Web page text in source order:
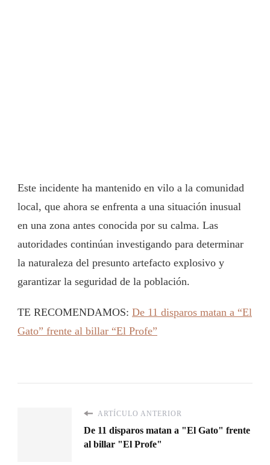
Este incidente ha mantenido en vilo a la comunidad
local, que ahora se enfrenta a una situación inusual
en una zona antes conocida por su calma. Las
autoridades continúan investigando para determinar
la naturaleza del presunto artefacto explosivo y
garantizar la seguridad de la población.
TE RECOMENDAMOS: De 11 disparos matan a “El
Gato” frente al billar “El Profe”
ARTÍCULO ANTERIOR
De 11 disparos matan a "El Gato" frente
al billar "El Profe"